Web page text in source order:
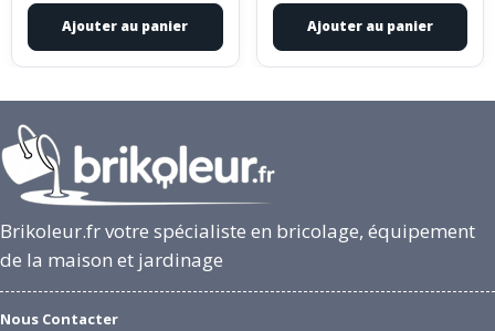
Ajouter au panier Ajouter au panier
Brikoleur.fr votre spécialiste en bricolage, équipement
de la maison et jardinage
Nous Contacter